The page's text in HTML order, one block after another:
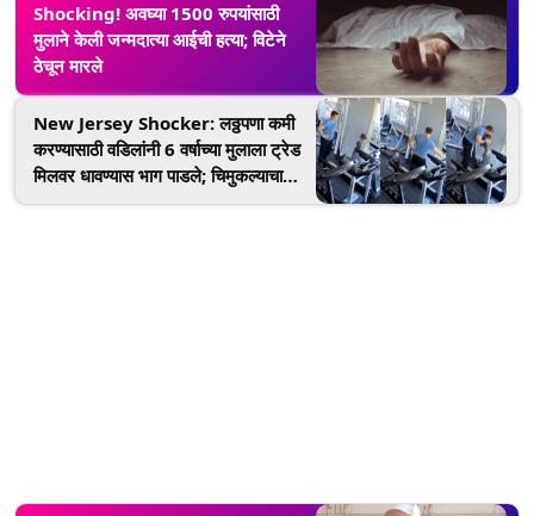
Shocking! अवघ्या 1500 रुपयांसाठी
मुलाने केली जन्मदात्या आईची हत्या; विटेने
ठेचून मारले
New Jersey Shocker: लठ्ठपणा कमी
करण्यासाठी वडिलांनी 6 वर्षाच्या मुलाला ट्रेड
मिलवर धावण्यास भाग पाडले; चिमुकल्याचा
मृत्यू, पहा धक्कादायक व्हिडिओ